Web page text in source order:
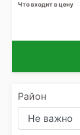
Что входит в цену
Район